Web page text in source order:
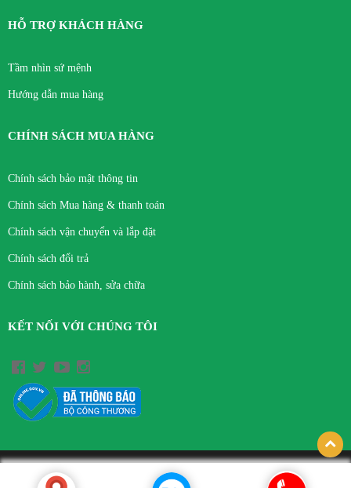
HỖ TRỢ KHÁCH HÀNG
Tầm nhìn sứ mệnh
Hướng dẫn mua hàng
CHÍNH SÁCH MUA HÀNG
Chính sách bảo mật thông tin
Chính sách Mua hàng & thanh toán
Chính sách vận chuyển và lắp đặt
Chính sách đổi trả
Chính sách bảo hành, sửa chữa
KẾT NỐI VỚI CHÚNG TÔI
© Bản quyền thuộc về CÔNG TY TNHH THIẾT BỊ Y TẾ VIỆT HÀ.